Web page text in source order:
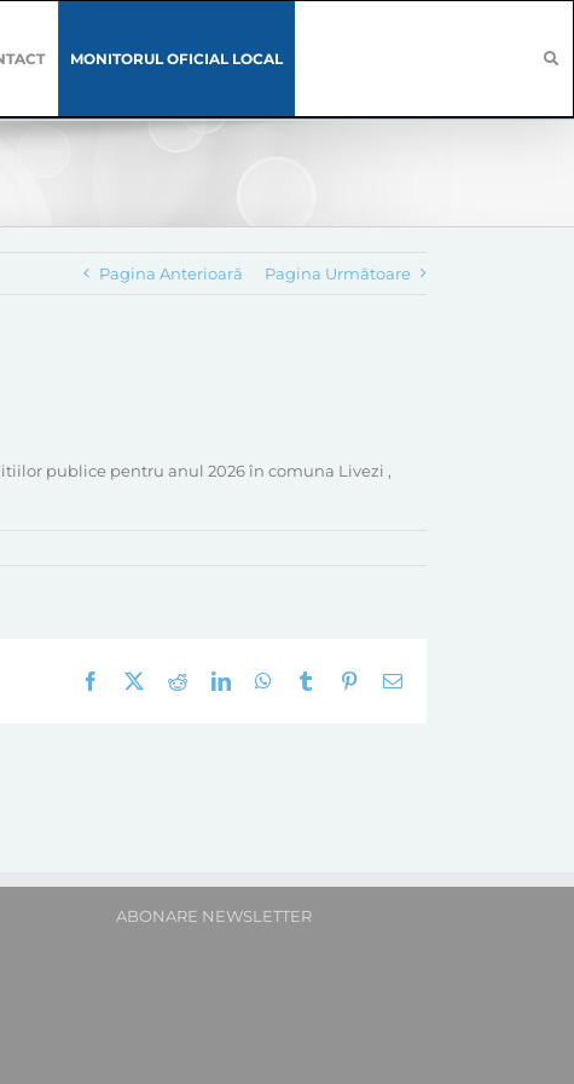
MONITORUL OFICIAL LOCAL
Pagina Anterioară Pagina Următoare
publice pentru anul 2026 în comuna Livezi ,
Facebook RedditLinkedInWhatsApp
Tumblr Pinterest
E-
ABONARE NEWSLETTER